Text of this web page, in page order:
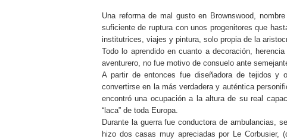
Una reforma de mal gusto en Brownswood,
suficiente de ruptura con unos progenitores que
institutrices, viajes y pintura, solo propia de la
Todo lo aprendido en cuanto a decoración,
aventurero, no fue motivo de consuelo ante
A partir de entonces fue diseñadora de tejidos y
convertirse en la más verdadera y auténtica
encontró una ocupación a la altura de su real
“laca” de toda Europa.
Durante la guerra fue conductora de ambulancias,
hizo dos casas muy apreciadas por Le